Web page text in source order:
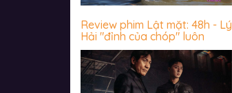
Review phim Lật mặt: 48h - Lý
Hải "đỉnh của chóp" luôn